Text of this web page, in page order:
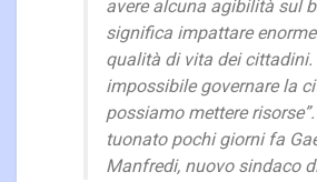
avere alcuna agibilità sul
significa impattare
qualità di vita dei cittadini.
impossibile governare la
possiamo mettere risorse”.
tuonato pochi giorni fa
Manfredi, nuovo sindaco